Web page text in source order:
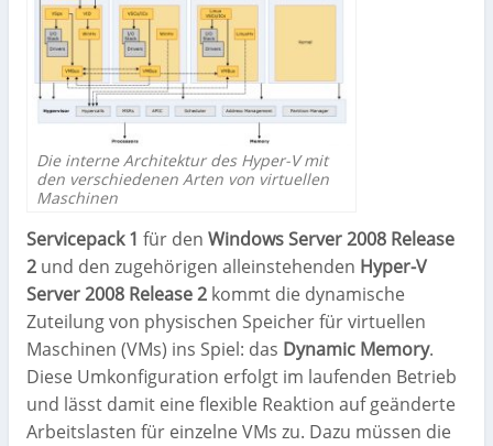
Die interne Architektur des Hyper-V mit
den verschiedenen Arten von virtuellen
Maschinen
Servicepack 1 für den Windows Server 2008 Release
2 und den zugehörigen alleinstehenden Hyper-V
Server 2008 Release 2 kommt die dynamische
Zuteilung von physischen Speicher für virtuellen
Maschinen (VMs) ins Spiel: das Dynamic Memory.
Diese Umkonfiguration erfolgt im laufenden Betrieb
und lässt damit eine flexible Reaktion auf geänderte
Arbeitslasten für einzelne VMs zu. Dazu müssen die